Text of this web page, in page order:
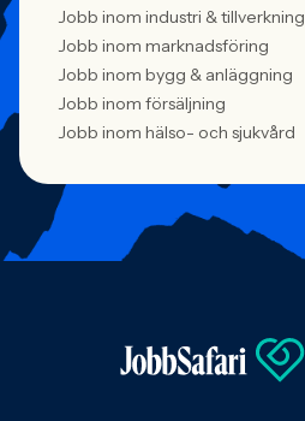
Jobb inom industri & tillverkning
Jobb inom marknadsföring
Jobb inom bygg & anläggning
Jobb inom försäljning
Jobb inom hälso- och sjukvård